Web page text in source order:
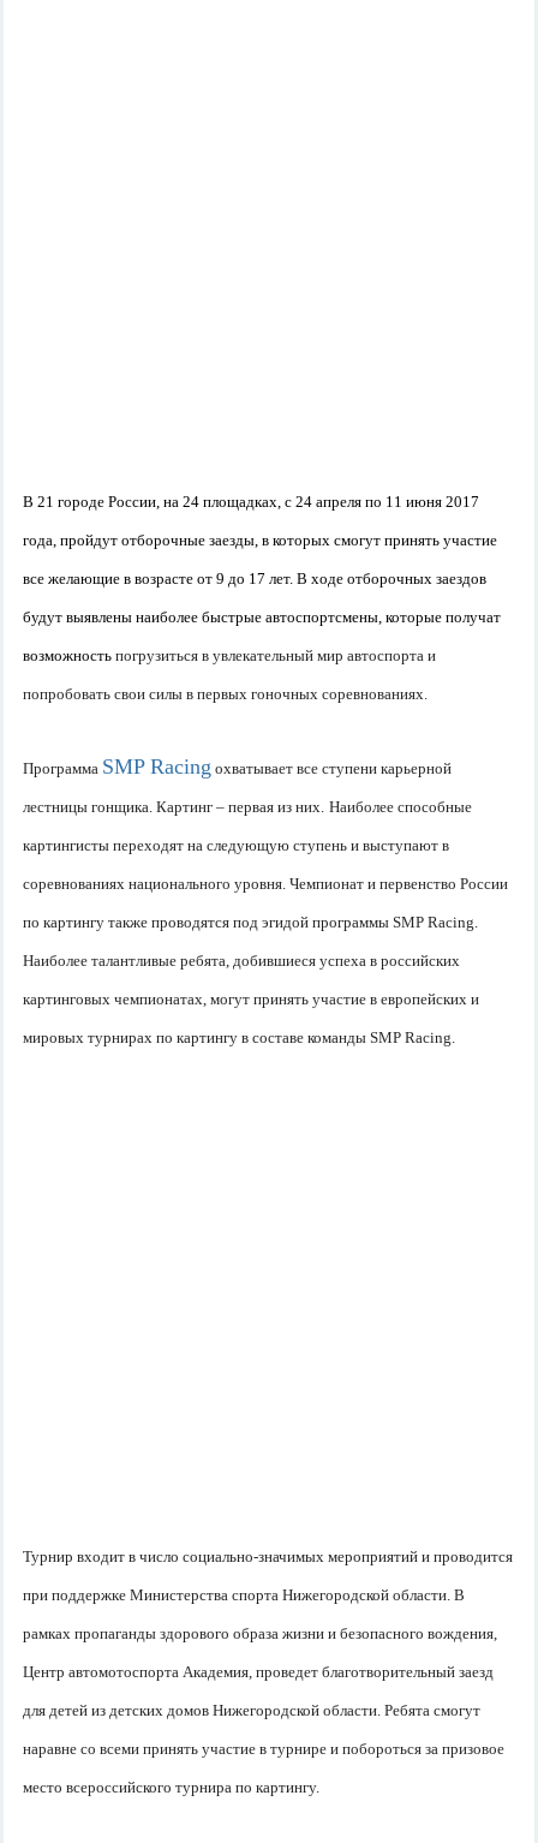
В 21 городе России, на 24 площадках, с 24 апреля по 11 июня 2017
года, пройдут отборочные заезды, в которых смогут принять участие
все желающие в возрасте от 9 до 17 лет. В ходе отборочных заездов
будут выявлены наиболее быстрые автоспортсмены, которые получат
возможность погрузиться в увлекательный мир автоспорта и
попробовать свои силы в первых гоночных соревнованиях.
Программа SMP Racing охватывает все ступени карьерной
лестницы гонщика. Картинг – первая из них. Наиболее способные
картингисты переходят на следующую ступень и выступают в
соревнованиях национального уровня. Чемпионат и первенство России
по картингу также проводятся под эгидой программы SMP Racing.
Наиболее талантливые ребята, добившиеся успеха в российских
картинговых чемпионатах, могут принять участие в европейских и
мировых турнирах по картингу в составе команды SMP Racing.
Турнир входит в число социально-значимых мероприятий и проводится
при поддержке Министерства спорта Нижегородской области. В
рамках пропаганды здорового образа жизни и безопасного вождения,
Центр автомотоспорта Академия, проведет благотворительный заезд
для детей из детских домов Нижегородской области. Ребята смогут
наравне со всеми принять участие в турнире и побороться за призовое
место всероссийского турнира по картингу.